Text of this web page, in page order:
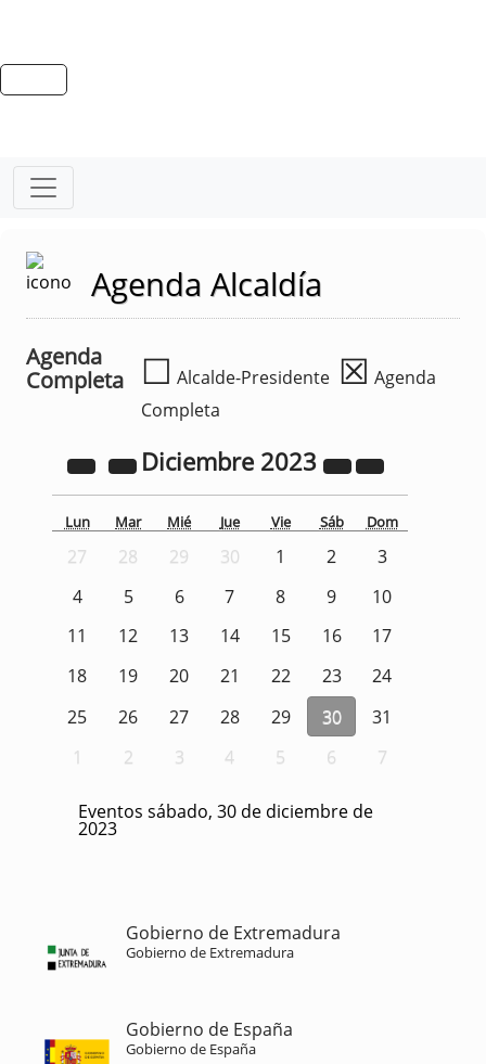
Agenda Alcaldía
Agenda
Completa
☐ Alcalde-Presidente ☒ Agenda
Completa
Diciembre 2023
Lun Mar Mié Jue Vie Sáb Dom
27 28 29 30 1 2
3
4
5 6 7 8 9
10
11
12 13 14 15 16
17
18
19 20 21 22 23
24
25
26 27 28 29 30
31
1
2 3 4 5 6 7
Eventos sábado, 30 de diciembre de
2023
Gobierno de Extremadura
Gobierno de Extremadura
Gobierno de España
Gobierno de España